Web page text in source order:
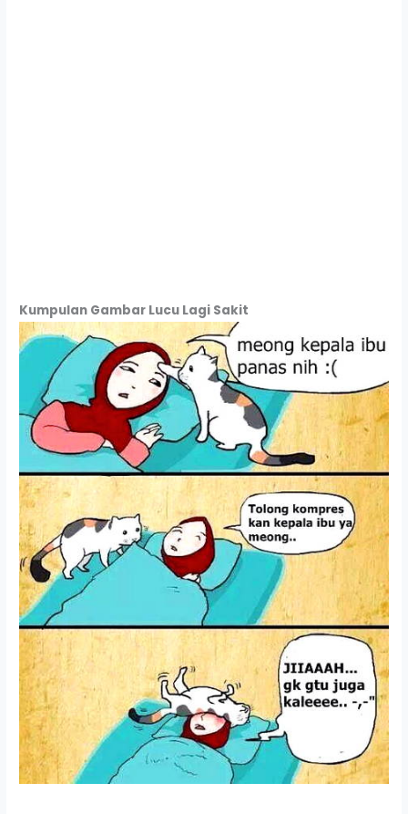
Kumpulan Gambar Lucu Lagi Sakit